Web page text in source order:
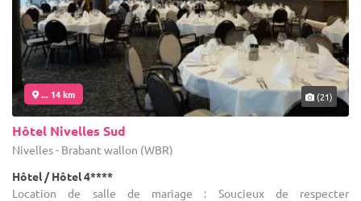
... 14 km (21)
Hôtel Nivelles Sud
Nivelles - Brabant wallon (WBR)
Hôtel / Hôtel 4****
Location de salle de mariage : Soucieux de respecter